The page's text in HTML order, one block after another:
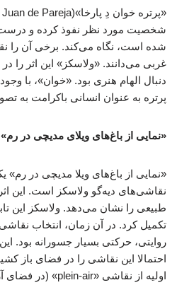
شخصیت مورد نظر نفوذ کرده و
شده است، نگاه می‌کند. برخی آن را
غربی می‌دانند. «ولاسکز» این اثر را
دنبال الهام هنری بود. «خوان»، با
پرتره به عنوان انسانی باکرامت به
«نمایی از باغ‌های ویلای مدیچی در رم»
«نمایی از باغ‌های ویلا مدیچی در رم»
نقاشی‌های دیه‌گو ولاسکز است. این
تکمیل کرد. در آن زمان، انتخاب
روایتی، حرکتی بسیار جسورانه بود.
احتمالا این نقاشی را در فضای باز
اولیه از نقاشی «plein-air» (در فضای آزاد) می‌سازد.